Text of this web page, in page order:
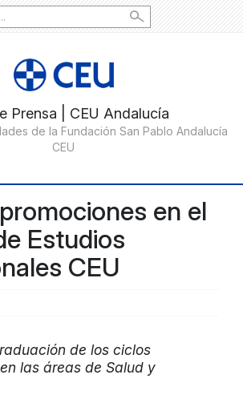
en el
Estudios
CEU
de los ciclos
las áreas de Salud y